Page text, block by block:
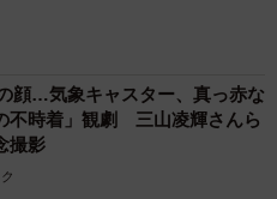
顔…気象キャスター、真っ赤な
不時着」観劇 三山凌輝さんら
撮影